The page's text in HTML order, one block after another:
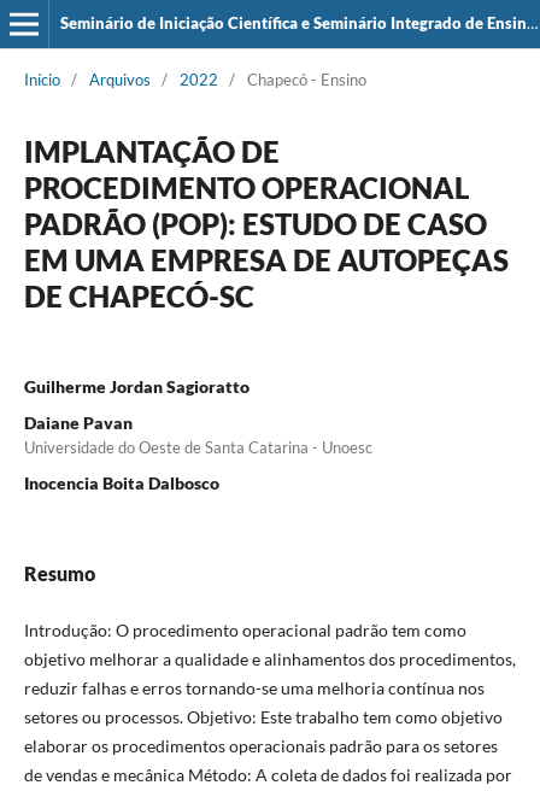
Seminário de Iniciação Científica e Seminário Integrado de Ensino, Pesquisa e Extensão (SIEPE)
Início / Arquivos / 2022 / Chapecó - Ensino
IMPLANTAÇÃO DE
PROCEDIMENTO OPERACIONAL
PADRÃO (POP): ESTUDO DE CASO
EM UMA EMPRESA DE AUTOPEÇAS
DE CHAPECÓ-SC
Guilherme Jordan Sagioratto
Daiane Pavan
Universidade do Oeste de Santa Catarina - Unoesc
Inocencia Boita Dalbosco
Resumo
Introdução: O procedimento operacional padrão tem como
objetivo melhorar a qualidade e alinhamentos dos procedimentos,
reduzir falhas e erros tornando-se uma melhoria contínua nos
setores ou processos. Objetivo: Este trabalho tem como objetivo
elaborar os procedimentos operacionais padrão para os setores
de vendas e mecânica Método: A coleta de dados foi realizada por